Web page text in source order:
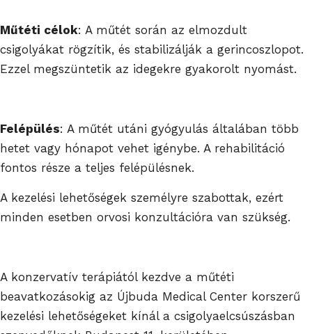
Műtéti célok: A műtét során az elmozdult
csigolyákat rögzítik, és stabilizálják a gerincoszlopot.
Ezzel megszüntetik az idegekre gyakorolt nyomást.
Felépülés: A műtét utáni gyógyulás általában több
hetet vagy hónapot vehet igénybe. A rehabilitáció
fontos része a teljes felépülésnek.
A kezelési lehetőségek személyre szabottak, ezért
minden esetben orvosi konzultációra van szükség.
A konzervatív terápiától kezdve a műtéti
beavatkozásokig az Újbuda Medical Center korszerű
kezelési lehetőségeket kínál a csigolyaelcsúszásban